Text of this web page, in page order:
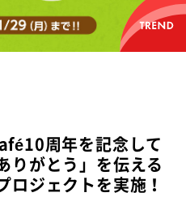
周年を記念して
りがとう」を伝える
ロジェクトを実施！